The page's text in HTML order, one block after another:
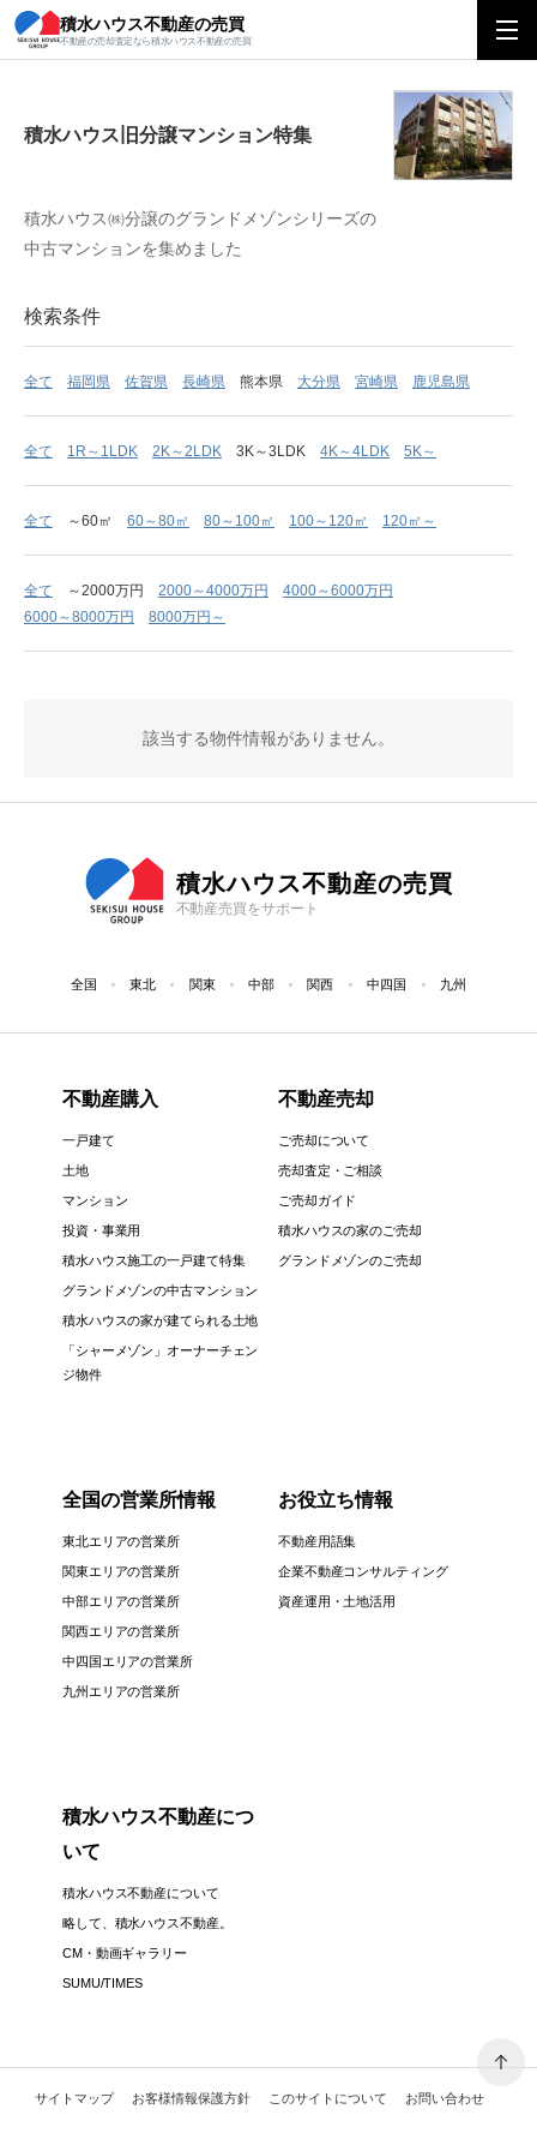
積水ハウス不動産の売買
不動産の売却査定なら積水ハウス不動産の売買
積水ハウス旧分譲マンション特集
積水ハウス旧分譲マンション特集
積水ハウス㈱分譲のグランドメゾンシリーズの
中古マンションを集めました
検索条件
全て 福岡県 佐賀県 長崎県 熊本県 大分県 宮崎県 鹿児島県
全て 1R～1LDK 2K～2LDK 3K～3LDK 4K～4LDK 5K～
全て ～60㎡ 60～80㎡ 80～100㎡ 100～120㎡ 120㎡～
全て ～2000万円 2000～4000万円
4000～6000万円
6000～8000万円
8000万円～
該当する物件情報がありません。
積水ハウス不動産の売買
不動産売買をサポート
全国 東北 関東 中部 関西 中四国 九州
不動産購入
一戸建て
土地
マンション
投資・事業用
積水ハウス施工の一戸建て特集
グランドメゾンの中古マンション
積水ハウスの家が建てられる土地
「シャーメゾン」オーナーチェン
ジ物件
不動産売却
ご売却について
売却査定・ご相談
ご売却ガイド
積水ハウスの家のご売却
グランドメゾンのご売却
全国の営業所情報
東北エリアの営業所
関東エリアの営業所
中部エリアの営業所
関西エリアの営業所
中四国エリアの営業所
九州エリアの営業所
お役立ち情報
不動産用語集
企業不動産コンサルティング
資産運用・土地活用
積水ハウス不動産につ
いて
積水ハウス不動産について
略して、積水ハウス不動産。
CM・動画ギャラリー
SUMU/TIMES
サイトマップ お客様情報保護方針 このサイトについて お問い合わせ